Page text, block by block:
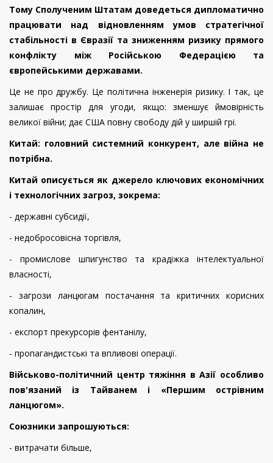
Тому Сполученим Штатам доведеться дипломатично
працювати над відновленням умов стратегічної
стабільності в Євразії та зниженням ризику прямого
конфлікту між Російською Федерацією та
європейськими державами.
Це не про дружбу. Це політична інженерія ризику. І так, це
залишає простір для угоди, якщо: зменшує ймовірність
великої війни; дає США повну свободу дій у ширшій грі.
Китай: головний системний конкурент, але війна не
потрібна.
Китай описується як джерело ключових економічних
і технологічних загроз, зокрема:
- державні субсидії,
- недобросовісна торгівля,
- промислове шпигунство та крадіжка інтелектуальної
власності,
- загрози ланцюгам постачання та критичних корисних
копалин,
- експорт прекурсорів фентанілу,
- пропагандистські та впливові операції.
Військово-політичний центр тяжіння в Азії особливо
пов'язаний із Тайванем і «Першим острівним
ланцюгом».
Союзники запрошуються:
- витрачати більше,